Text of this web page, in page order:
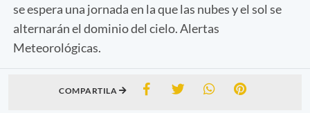
se espera una jornada en la que las nubes y el sol se
alternarán el dominio del cielo. Alertas
Meteorológicas.
COMPARTILA